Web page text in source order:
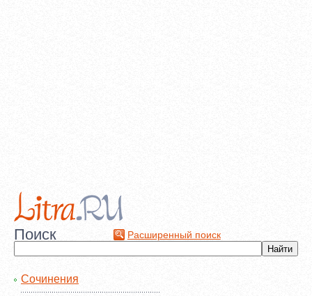
Поиск Расширенный поиск
Сочинения